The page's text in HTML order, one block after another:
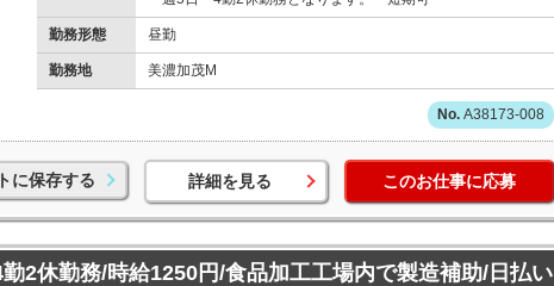
勤務形態 昼勤
勤務地 美濃加茂M
A38173-008
に保存する 詳細を見る このお仕事に応募
勤2休勤務/時給1250円/食品加工工場内で製造補助/日払い